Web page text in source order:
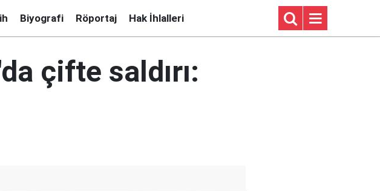
Biyografi Röportaj Hak İhlalleri
çifte saldırı: